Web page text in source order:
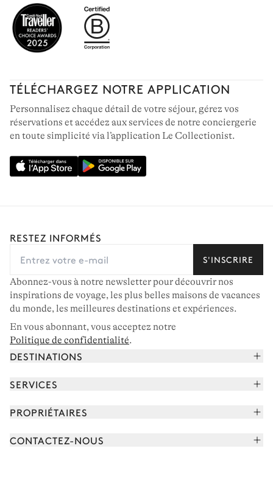
TÉLÉCHARGEZ NOTRE APPLICATION
Personnalisez chaque détail de votre séjour, gérez vos
réservations et accédez aux services de notre conciergerie
en toute simplicité via l’application Le Collectionist.
RESTEZ INFORMÉS
S'INSCRIRE
Abonnez-vous à notre newsletter pour découvrir nos
inspirations de voyage, les plus belles maisons de vacances
du monde, les meilleures destinations et expériences.
En vous abonnant, vous acceptez notre
Politique de confidentialité.
DESTINATIONS
Corse
Cap Ferret
SERVICES
Réserver vos vacances
Rencontrer votre concierge
PROPRIÉTAIRES
CONTACTEZ-NOUS